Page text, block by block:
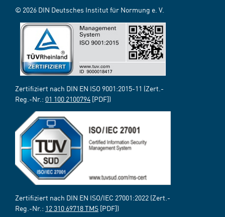
© 2026 DIN Deutsches Institut für Normung e. V.
Zertifiziert nach DIN EN ISO 9001:2015-11 (Zert.-
Reg.-Nr.: 01 100 2100794 [PDF])
Zertifiziert nach DIN EN ISO/IEC 27001:2022 (Zert.-
Reg.-Nr.: 12 310 69718 TMS [PDF])